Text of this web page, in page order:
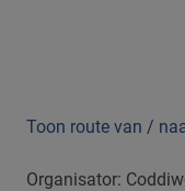
Toon route van /
Organisator: